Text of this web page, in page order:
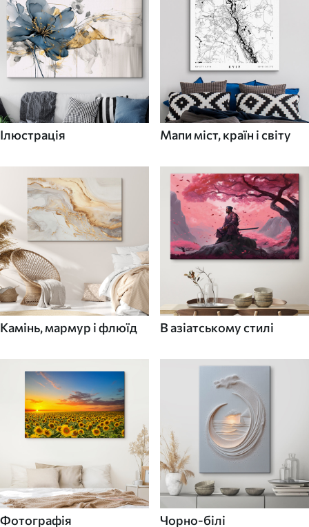
Ілюстрація Мапи міст, країн і світу
Камінь, мармур і флюїд В азіатському стилі
Фотографія Чорно-білі